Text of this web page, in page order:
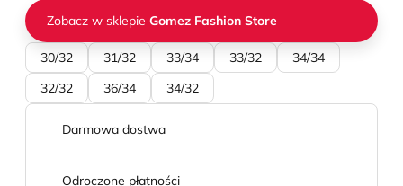
Zobacz w sklepie Gomez Fashion Store
30/32 31/32 33/34 33/32
34/34
32/32
36/34 34/32
Darmowa dostwa
Odroczone płatności